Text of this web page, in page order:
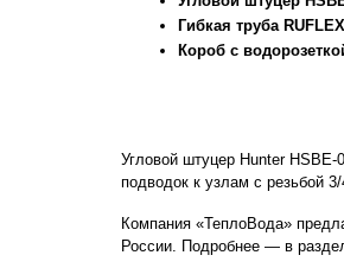
Гибкая труба
Короб с
Угловой штуцер Hunter HSBE-
подводок к узлам с резьбой
Компания «ТеплоВода»
России. Подробнее — в